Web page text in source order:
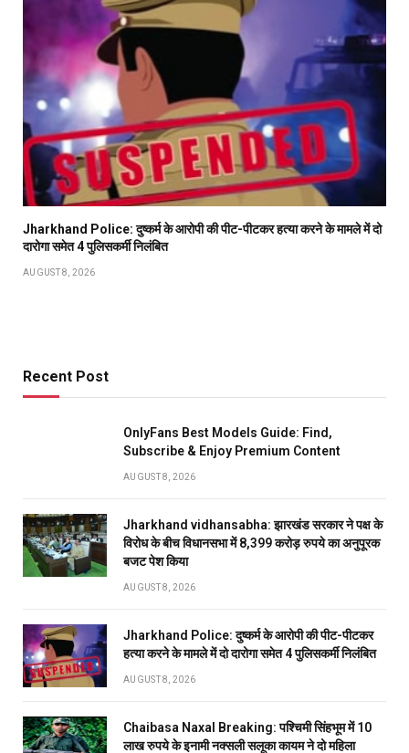
Jharkhand Police: दुष्कर्म के आरोपी की पीट-पीटकर हत्या करने के मामले में दो
दारोगा समेत 4 पुलिसकर्मी निलंबित
AUGUST 8, 2026
Recent Post
OnlyFans Best Models Guide: Find,
Subscribe & Enjoy Premium Content
AUGUST 8, 2026
Jharkhand vidhansabha: झारखंड सरकार ने पक्ष के
विरोध के बीच विधानसभा में 8,399 करोड़ रुपये का अनुपूरक
बजट पेश किया
AUGUST 8, 2026
Jharkhand Police: दुष्कर्म के आरोपी की पीट-पीटकर
हत्या करने के मामले में दो दारोगा समेत 4 पुलिसकर्मी निलंबित
AUGUST 8, 2026
Chaibasa Naxal Breaking: पश्चिमी सिंहभूम में 10
लाख रुपये के इनामी नक्सली सलूका कायम ने दो महिला